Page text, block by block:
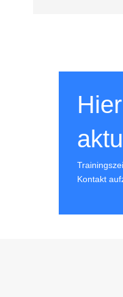
Kontakt